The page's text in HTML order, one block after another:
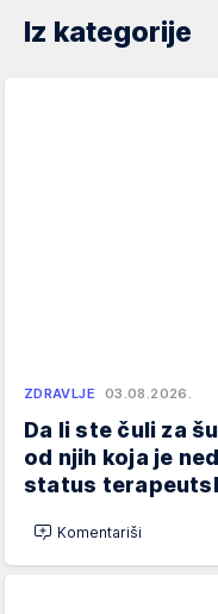
Iz kategorije
ZDRAVLJE 03.08.2026.
Da li ste čuli za
od njih koja je
status
Komentariši